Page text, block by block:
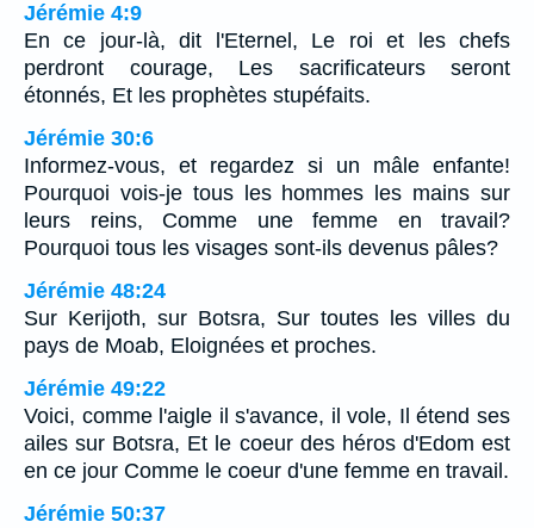
Jérémie 4:9
En ce jour-là, dit l'Eternel, Le roi et les chefs
perdront courage, Les sacrificateurs seront
étonnés, Et les prophètes stupéfaits.
Jérémie 30:6
Informez-vous, et regardez si un mâle enfante!
Pourquoi vois-je tous les hommes les mains sur
leurs reins, Comme une femme en travail?
Pourquoi tous les visages sont-ils devenus pâles?
Jérémie 48:24
Sur Kerijoth, sur Botsra, Sur toutes les villes du
pays de Moab, Eloignées et proches.
Jérémie 49:22
Voici, comme l'aigle il s'avance, il vole, Il étend ses
ailes sur Botsra, Et le coeur des héros d'Edom est
en ce jour Comme le coeur d'une femme en travail.
Jérémie 50:37